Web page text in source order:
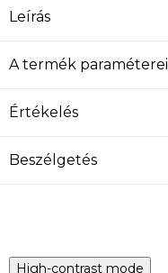
Leírás
A termék paraméterei
Értékelés
Beszélgetés
High-contrast mode